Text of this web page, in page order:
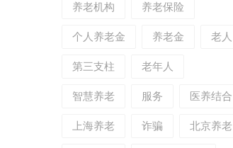
养老机构 养老保险
个人养老金 养老金 老人
第三支柱 老年人
智慧养老 服务 医养结合
上海养老 诈骗 北京养老